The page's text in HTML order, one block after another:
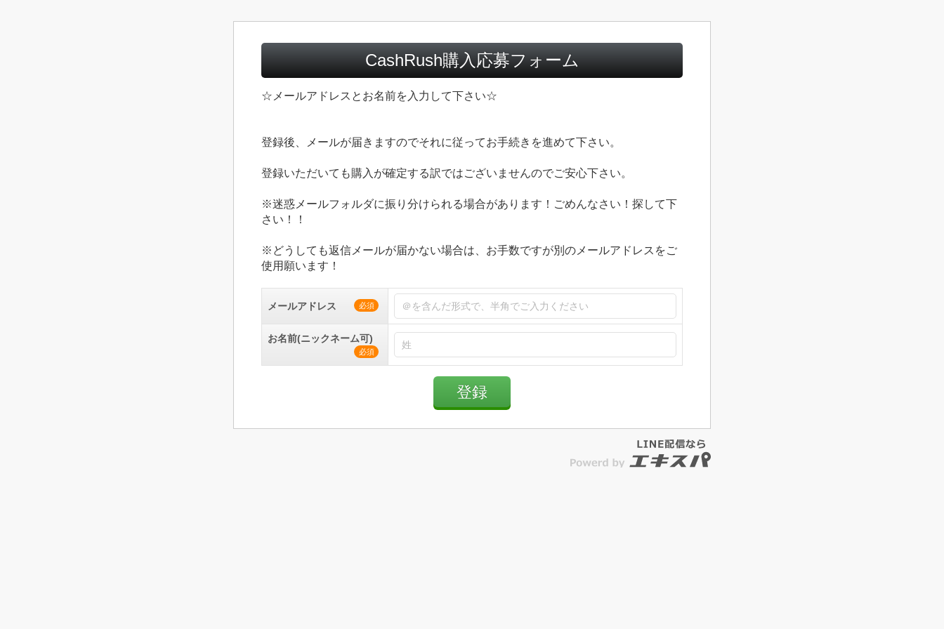
CashRush購入応募フォーム
☆メールアドレスとお名前を入力して下さい☆
登録後、メールが届きますのでそれに従ってお手続きを進めて下さい。
登録いただいても購入が確定する訳ではございませんのでご安心下さい。
※迷惑メールフォルダに振り分けられる場合があります！ごめんなさい！探して下
さい！！
※どうしても返信メールが届かない場合は、お手数ですが別のメールアドレスをご
使用願います！
メールアドレス 必須
お名前(ニックネーム可)
必須